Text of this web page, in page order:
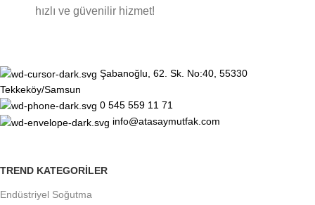
hızlı ve güvenilir hizmet!
Şabanoğlu, 62. Sk. No:40, 55330
Tekkeköy/Samsun
0 545 559 11 71
info@atasaymutfak.com
TREND KATEGORILER
Endüstriyel Soğutma